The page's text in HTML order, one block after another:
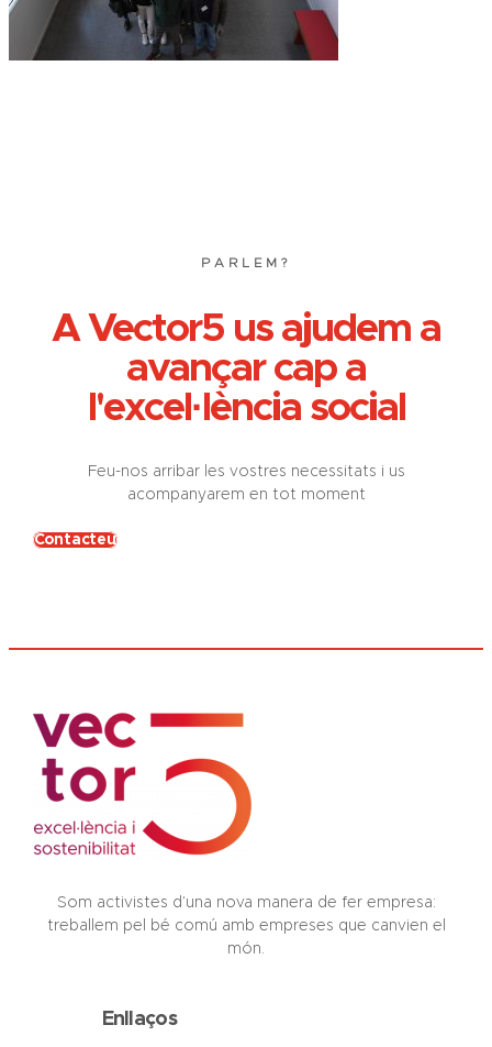
PARLEM?
A Vector5 us ajudem a
avançar cap a
l'excel·lència social
Feu-nos arribar les vostres necessitats i us
acompanyarem en tot moment
Contacteu
Som activistes d’una nova manera de fer empresa:
treballem pel bé comú amb empreses que canvien el
món.
Enllaços